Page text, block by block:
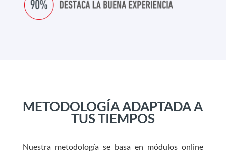
METODOLOGÍA ADAPTADA A
TUS TIEMPOS
Nuestra metodología se basa en módulos online